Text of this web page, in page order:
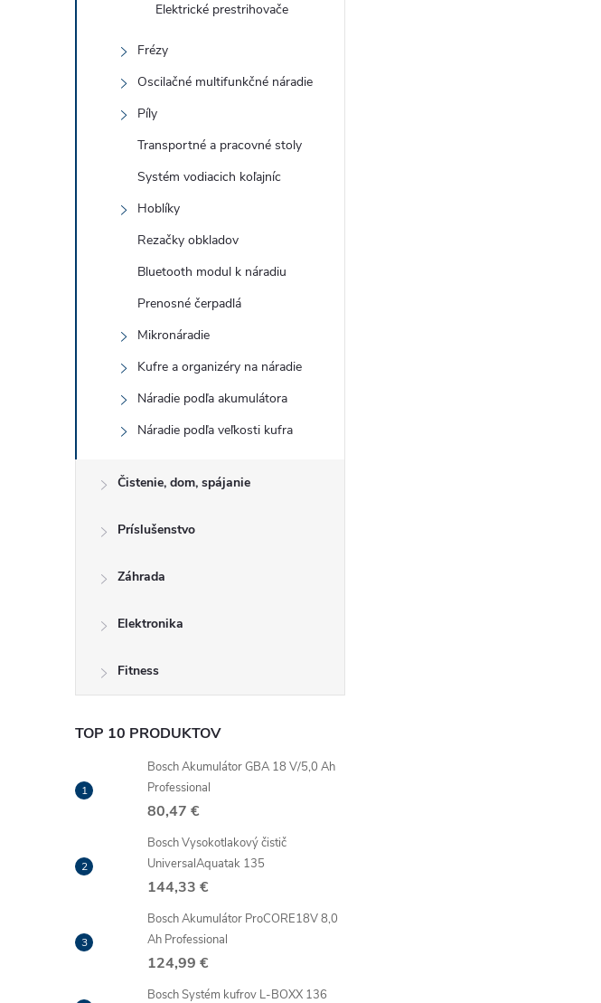
Elektrické prestrihovače
Frézy
Oscilačné multifunkčné náradie
Píly
Transportné a pracovné stoly
Systém vodiacich koľajníc
Hoblíky
Rezačky obkladov
Bluetooth modul k náradiu
Prenosné čerpadlá
Mikronáradie
Kufre a organizéry na náradie
Náradie podľa akumulátora
Náradie podľa veľkosti kufra
Čistenie, dom, spájanie
Príslušenstvo
Záhrada
Elektronika
Fitness
TOP 10 PRODUKTOV
Bosch Akumulátor GBA 18 V/5,0 Ah
Professional
80,47 €
Bosch Vysokotlakový čistič
UniversalAquatak 135
144,33 €
Bosch Akumulátor ProCORE18V 8,0
Ah Professional
124,99 €
Bosch Systém kufrov L-BOXX 136